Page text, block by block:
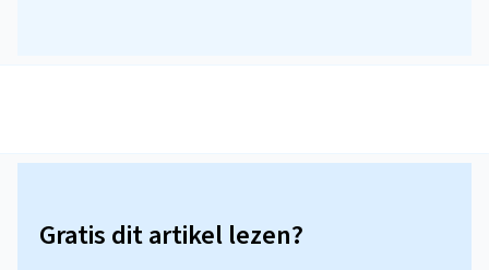
Gratis dit artikel lezen?